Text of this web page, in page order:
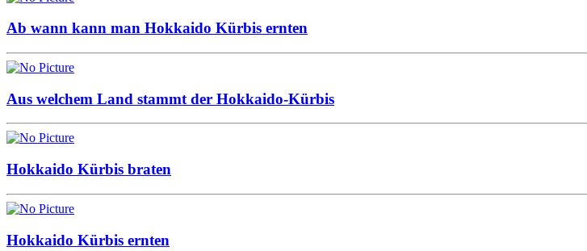
Ab wann kann man Hokkaido Kürbis ernten
Aus welchem Land stammt der Hokkaido-Kürbis
Hokkaido Kürbis braten
Hokkaido Kürbis ernten